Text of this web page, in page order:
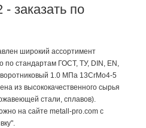
заказать по
широкий ассортимент
по стандартам ГОСТ, ТУ, DIN, EN,
1.0 МПа 13CrMo4-5
из высококачественного сырья
стали, сплавов).
на сайте metall-pro.com с